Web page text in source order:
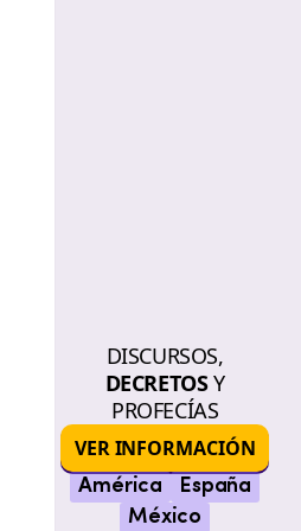
DISCURSOS,
DECRETOSY
PROFECÍAS
VER INFORMACIÓN
América
España
México